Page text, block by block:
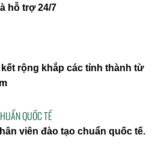
hỗ trợ 24/7
kết rộng khắp các tỉnh thành từ
QUỐC TẾ
viên đào tạo chuẩn quốc tế.